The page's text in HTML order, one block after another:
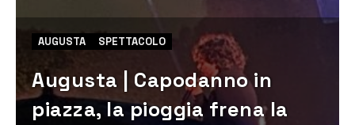
AUGUSTA SPETTACOLO
Augusta | Capodanno in
piazza, la pioggia frena la